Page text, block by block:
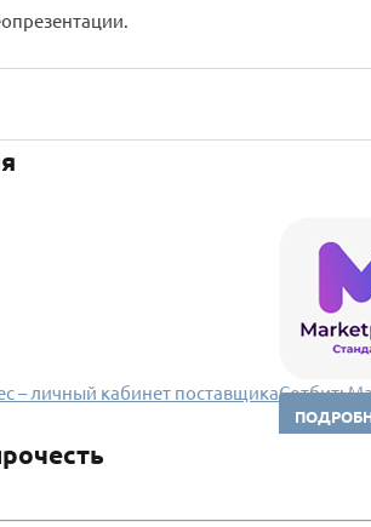
– личный кабинет поставщикаСотбит: